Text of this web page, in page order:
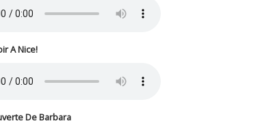
A Nice!
De Barbara